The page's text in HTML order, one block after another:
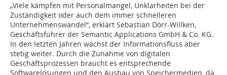
„Viele kämpfen mit Personalmangel, Unklarheiten bei der
Zuständigkeit oder auch dem immer schnelleren
Unternehmenswandel“, erklärt Sebastian Dörr-Willken,
Geschäftsführer der Semantic Applications GmbH & Co. KG.
In den letzten Jahren wächst der Informationsfluss aber
stetig weiter. Durch die Zunahme von digitalen
Geschäftsprozessen braucht es entsprechende
Softwarelösungen und den Ausbau von Speichermedien, da